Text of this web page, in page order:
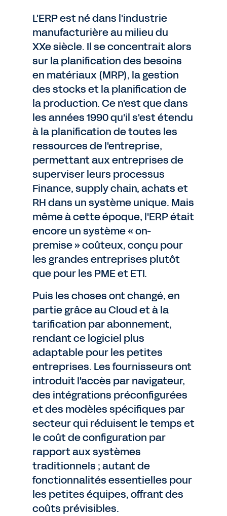
L'ERP est né dans l'industrie
manufacturière au milieu du
XXe siècle. Il se concentrait alors
sur la planification des besoins
en matériaux (MRP), la gestion
des stocks et la planification de
la production. Ce n'est que dans
les années 1990 qu'il s'est étendu
à la planification de toutes les
ressources de l'entreprise,
permettant aux entreprises de
superviser leurs processus
Finance, supply chain, achats et
RH dans un système unique. Mais
même à cette époque, l'ERP était
encore un système « on-
premise » coûteux, conçu pour
les grandes entreprises plutôt
que pour les PME et ETI.
Puis les choses ont changé, en
partie grâce au Cloud et à la
tarification par abonnement,
rendant ce logiciel plus
adaptable pour les petites
entreprises. Les fournisseurs ont
introduit l'accès par navigateur,
des intégrations préconfigurées
et des modèles spécifiques par
secteur qui réduisent le temps et
le coût de configuration par
rapport aux systèmes
traditionnels ; autant de
fonctionnalités essentielles pour
les petites équipes, offrant des
coûts prévisibles.